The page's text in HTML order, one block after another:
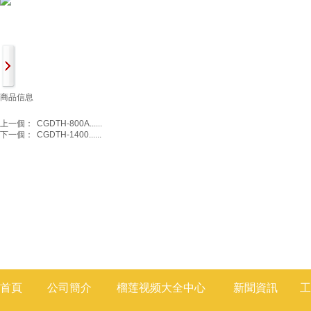
商品信息
上一個：
CGDTH-800A......
下一個：
CGDTH-1400......
首頁 公司簡介 榴莲视频大全中心 新聞資訊